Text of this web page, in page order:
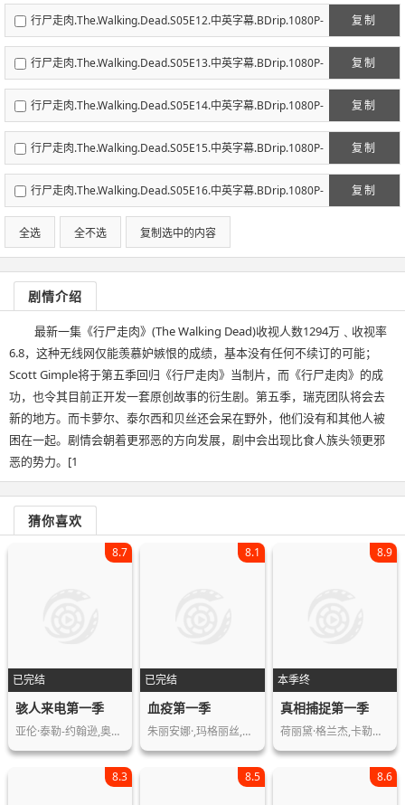
人人影视.mp4
复制
行尸走肉.The.Walking.Dead.S05E12.中英字幕.BDrip.1080P-
人人影视.mp4
复制
行尸走肉.The.Walking.Dead.S05E13.中英字幕.BDrip.1080P-
人人影视.mp4
复制
行尸走肉.The.Walking.Dead.S05E14.中英字幕.BDrip.1080P-
人人影视.mp4
复制
行尸走肉.The.Walking.Dead.S05E15.中英字幕.BDrip.1080P-
人人影视.mp4
复制
行尸走肉.The.Walking.Dead.S05E16.中英字幕.BDrip.1080P-
人人影视.mp4
全选 全不选 复制选中的内容
剧情介绍
最新一集《行尸走肉》(The Walking Dead)收视人数1294万﹑收视率
6.8，这种无线网仅能羡慕妒嫉恨的成绩，基本没有任何不续订的可能；
Scott Gimple将于第五季回归《行尸走肉》当制片，而《行尸走肉》的成
功，也令其目前正开发一套原创故事的衍生剧。第五季，瑞克团队将会去
新的地方。而卡萝尔、泰尔西和贝丝还会呆在野外，他们没有和其他人被
困在一起。剧情会朝着更邪恶的方向发展，剧中会出现比食人族头领更邪
恶的势力。[1
猜你喜欢
已完结
8.7
骇人来电第一季
亚伦·泰勒-约翰逊,奥布瑞·普拉扎,佩…
已完结
8.1
血疫第一季
朱丽安娜·,玛格丽丝,诺亚·艾默里奇,…
本季终
8.9
真相捕捉第一季
荷丽黛·格兰杰,卡勒姆·特纳,劳拉·哈…
8.3 8.5 8.6